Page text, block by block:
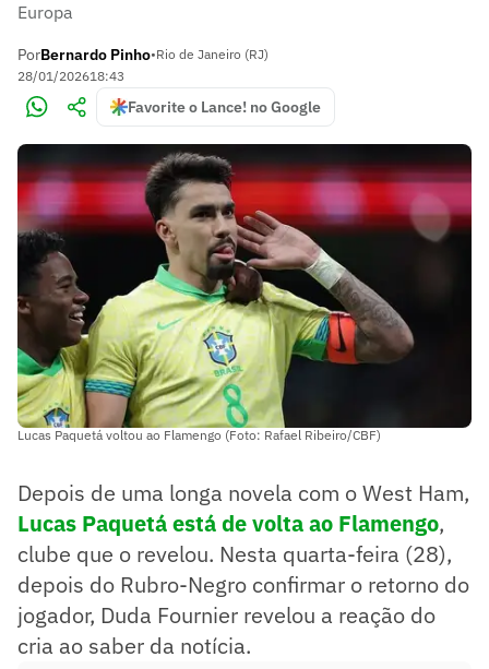
Europa
PorBernardo Pinho•Rio de Janeiro (RJ)
28/01/202618:43
Favorite o Lance! no Google
Lucas Paquetá voltou ao Flamengo (Foto: Rafael Ribeiro/CBF)
Depois de uma longa novela com o West Ham,
Lucas Paquetá está de volta ao Flamengo,
clube que o revelou. Nesta quarta-feira (28),
depois do Rubro-Negro confirmar o retorno do
jogador, Duda Fournier revelou a reação do
cria ao saber da notícia.